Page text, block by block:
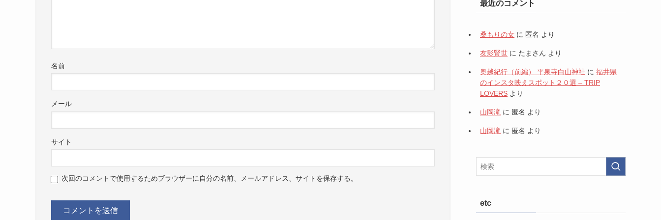
名前
メール
サイト
次回のコメントで使用するためブラウザーに自分の名前、メールアドレス、サイトを保存する。
最近のコメント
桑もりの女 に 匿名 より
友影賢世 に たまさん より
奥越紀行（前編） 平泉寺白山神社 に 福井県
のインスタ映えスポット２０選 – TRIP
LOVERS より
山岡滝 に 匿名 より
山岡滝 に 匿名 より
etc